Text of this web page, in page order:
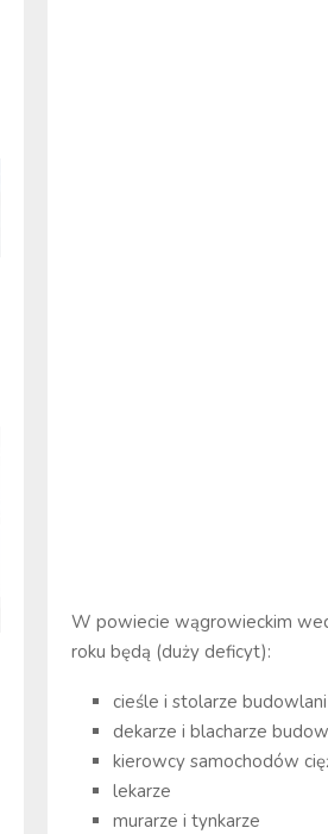
W powiecie wągrowieckim
roku będą (duży deficyt):
cieśle i stolarze budowlani
dekarze i blacharze
kierowcy samochodów
lekarze
murarze i tynkarze